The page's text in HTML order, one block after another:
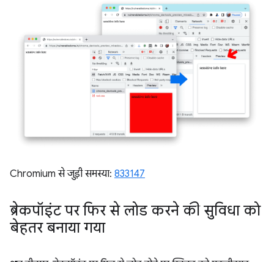
Chromium से जुड़ी समस्या: 833147
ब्रेकपॉइंट पर फिर से लोड करने की सुविधा को
बेहतर बनाया गया